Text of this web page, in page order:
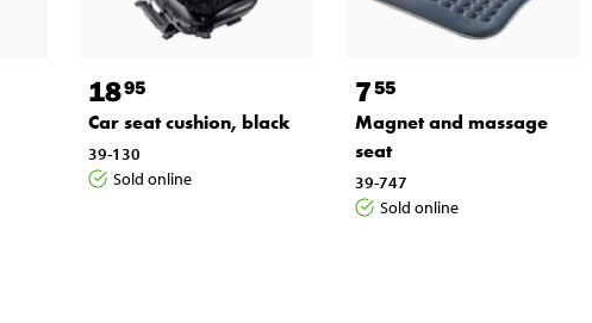
1895
Car seat cushion, black
39-130
Sold online
755
Magnet and massage
seat
39-747
Sold online